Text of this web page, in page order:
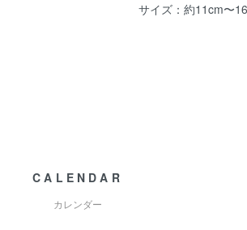
サイズ：約11cm
CALENDAR
カレンダー